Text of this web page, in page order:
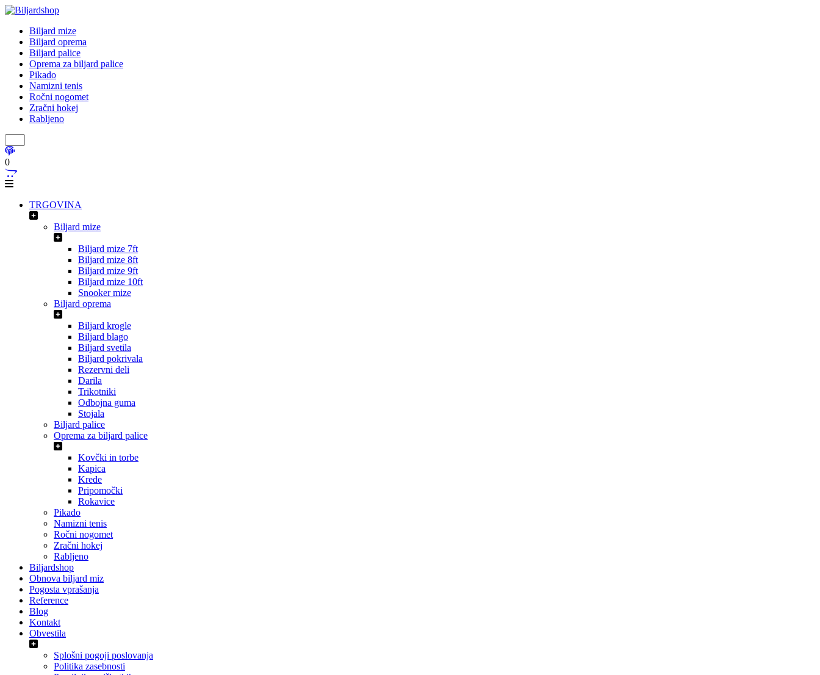
Biljard mize
Biljard oprema
Biljard palice
Oprema za biljard palice
Pikado
Namizni tenis
Ročni nogomet
Zračni hokej
Rabljeno
0
TRGOVINA
Biljard mize
Biljard mize 7ft
Biljard mize 8ft
Biljard mize 9ft
Biljard mize 10ft
Snooker mize
Biljard oprema
Biljard krogle
Biljard blago
Biljard svetila
Biljard pokrivala
Rezervni deli
Darila
Trikotniki
Odbojna guma
Stojala
Biljard palice
Oprema za biljard palice
Kovčki in torbe
Kapica
Krede
Pripomočki
Rokavice
Pikado
Namizni tenis
Ročni nogomet
Zračni hokej
Rabljeno
Biljardshop
Obnova biljard miz
Pogosta vprašanja
Reference
Blog
Kontakt
Obvestila
Splošni pogoji poslovanja
Politika zasebnosti